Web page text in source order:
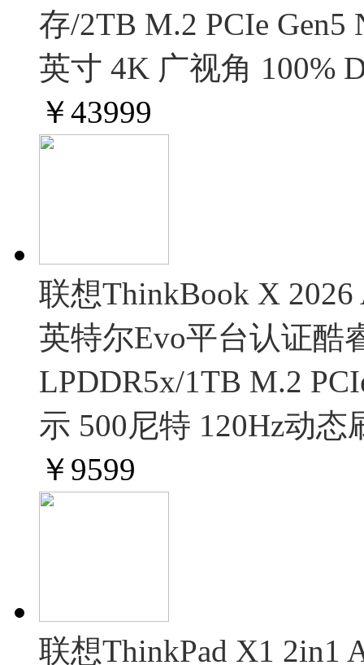
存/2TB M.2 PCIe
英寸 4K 广视角 100%
￥43999
联想ThinkBook X
英特尔Evo平台认证酷
LPDDR5x/1TB M.2
示 500尼特 120Hz动
￥ 9599
联想ThinkPad X1 2in1